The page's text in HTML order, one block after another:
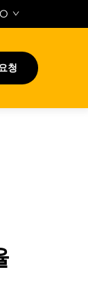
청